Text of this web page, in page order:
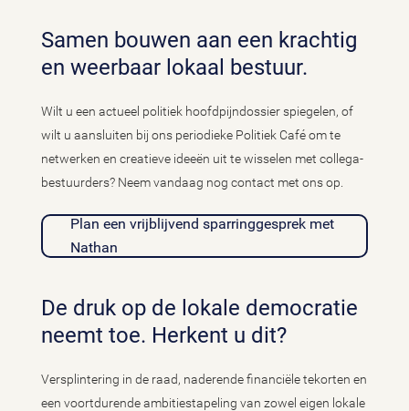
Samen bouwen aan een krachtig
en weerbaar lokaal bestuur.
Wilt u een actueel politiek hoofdpijndossier spiegelen, of
wilt u aansluiten bij ons periodieke Politiek Café om te
netwerken en creatieve ideeën uit te wisselen met collega-
bestuurders? Neem vandaag nog contact met ons op.
Plan een vrijblijvend sparringgesprek met
Nathan
De druk op de lokale democratie
neemt toe. Herkent u dit?
Versplintering in de raad, naderende financiële tekorten en
een voortdurende ambitiestapeling van zowel eigen lokale